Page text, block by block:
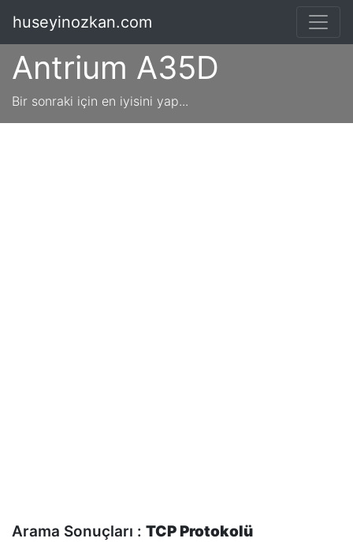
Antrium A35D
Bir sonraki için en iyisini yap...
huseyinozkan.com
Arama Sonuçları : TCP Protokolü